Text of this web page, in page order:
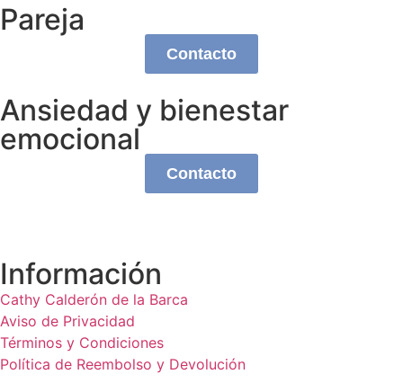
Pareja
Contacto
Ansiedad y bienestar
emocional
Contacto
Información
Cathy Calderón de la Barca
Aviso de Privacidad
Términos y Condiciones
Política de Reembolso y Devolución